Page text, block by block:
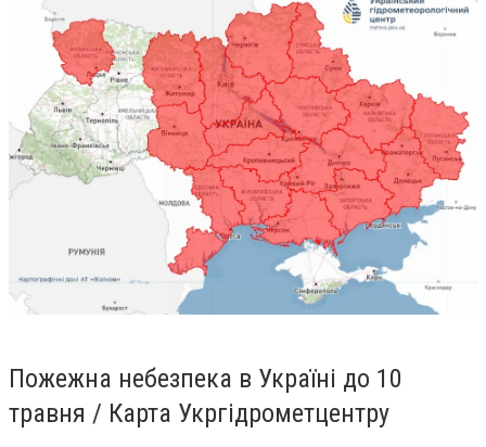
Пожежна небезпека в Україні до 10
травня / Карта Укргідрометцентру